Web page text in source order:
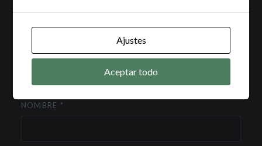
NOMBRE *
Ajustes
Aceptar todo